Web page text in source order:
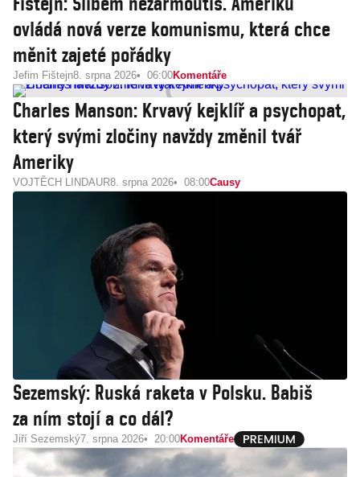
ovládá nová verze komunismu, která chce
měnit zajeté pořádky
Jefim Fištejn8. srpna 2026 06:00Komentáře
Charles Manson: Krvavý kejklíř a psychopat,
který svými zločiny navždy změnil tvář
Ameriky
VOJTĚCH LINDAUR8. srpna 2026 08:00Causy
Sezemský: Ruská raketa v Polsku. Babiš
za ním stojí a co dál?
Jiří Sezemský7. srpna 2026 20:00Komentáře